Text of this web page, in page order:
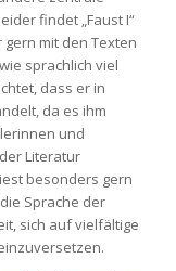
findet „Faust I“
mit den Texten
sprachlich viel
dass er in
da es ihm
und
Literatur
besonders gern
Sprache der
sich auf vielfältige